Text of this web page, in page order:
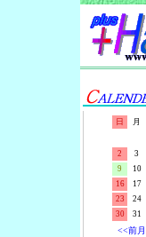
日 月
2
3
9
10
16
17
23
24
30
31
<<前月